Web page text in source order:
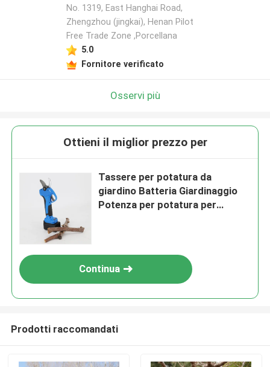
No. 1319, East Hanghai Road,
Zhengzhou (jingkai), Henan Pilot
Free Trade Zone ,Porcellana
5.0
Fornitore verificato
Osservi più
Ottieni il miglior prezzo per
Tassere per potatura da
giardino Batteria Giardinaggio
Potenza per potatura per
Continua
Prodotti raccomandati